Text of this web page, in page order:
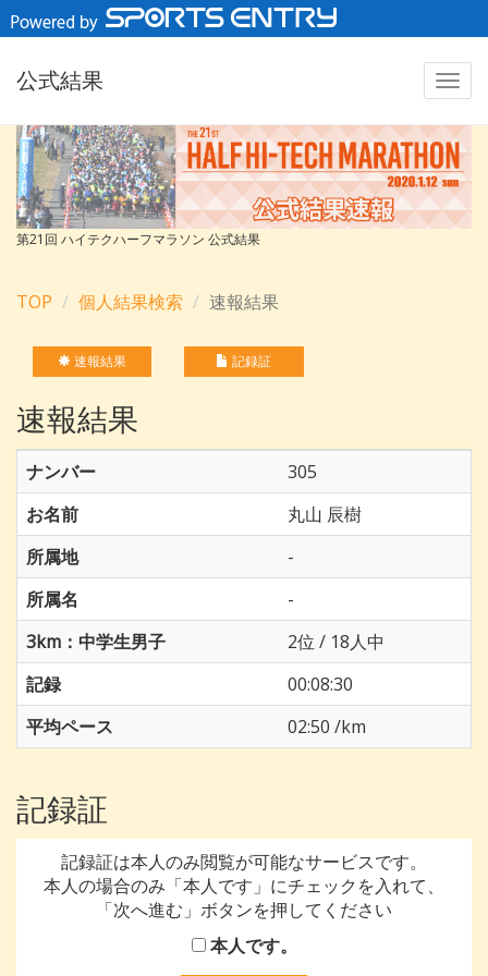
公式結果
第21回 ハイテクハーフマラソン 公式結果
TOP 個人結果検索 速報結果
速報結果 記録証
速報結果
ナンバー
305
お名前
丸山 辰樹
所属地
-
所属名
-
3km：中学生男子
2位 / 18人中
記録
00:08:30
平均ペース
02:50 /km
記録証
記録証は本人のみ閲覧が可能なサービスです。
本人の場合のみ「本人です」にチェックを入れて、
「次へ進む」ボタンを押してください
本人です。